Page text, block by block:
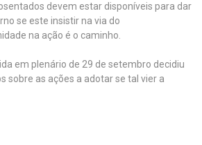
devem estar disponíveis para dar
se este insistir na via do
na ação é o caminho.
em plenário de 29 de setembro decidiu
sobre as ações a adotar se tal vier a